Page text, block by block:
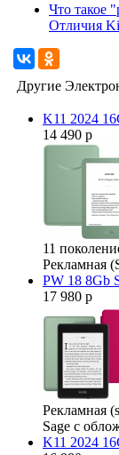
Что такое
Отличия
Другие
K11 2024
14 490 р
11
Рекламная
PW 18 8Gb
17 980 р
Рекламная
Sage с
K11 2024